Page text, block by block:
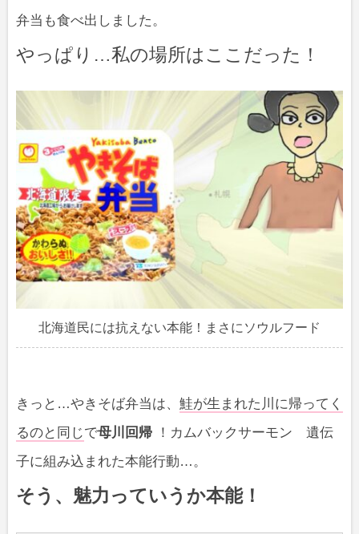
弁当も食べ出しました。
やっぱり…私の場所はここだった！
北海道民には抗えない本能！まさにソウルフード
きっと…やきそば弁当は、 鮭が生まれた川に帰ってく
るのと同じで母川回帰 ！カムバックサーモン 遺伝
子に組み込まれた本能行動…。
そう、魅力っていうか本能！